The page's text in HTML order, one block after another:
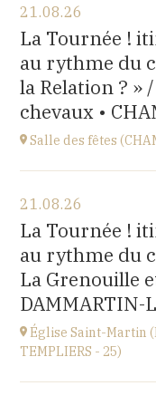
musée des Maisons
rue du Musée,
à18H00
21.08.26
La Tournée !
au rythme du
la Relation ? »
chevaux •
Salle des fêtes
salle des fêtes,
1 rue des Prés,
à15H00
21.08.26
La Tournée !
au rythme du
La Grenouille
DAMMARTIN-
Église Saint-Martin
TEMPLIERS - 25)